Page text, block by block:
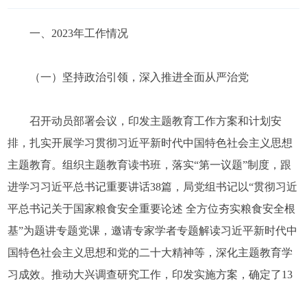
一、2023年工作情况
（一）坚持政治引领，深入推进全面从严治党
召开动员部署会议，印发主题教育工作方案和计划安
排，扎实开展学习贯彻习近平新时代中国特色社会主义思想
主题教育。组织主题教育读书班，落实“第一议题”制度，跟
进学习习近平总书记重要讲话38篇，局党组书记以“贯彻习近
平总书记关于国家粮食安全重要论述 全方位夯实粮食安全根
基”为题讲专题党课，邀请专家学者专题解读习近平新时代中
国特色社会主义思想和党的二十大精神等，深化主题教育学
习成效。推动大兴调查研究工作，印发实施方案，确定了13